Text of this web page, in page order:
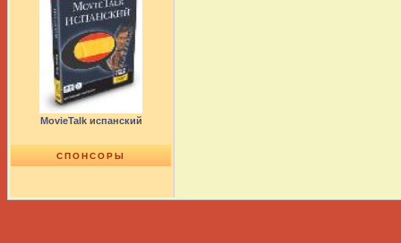
MovieTalk испанский
СПОНСОРЫ